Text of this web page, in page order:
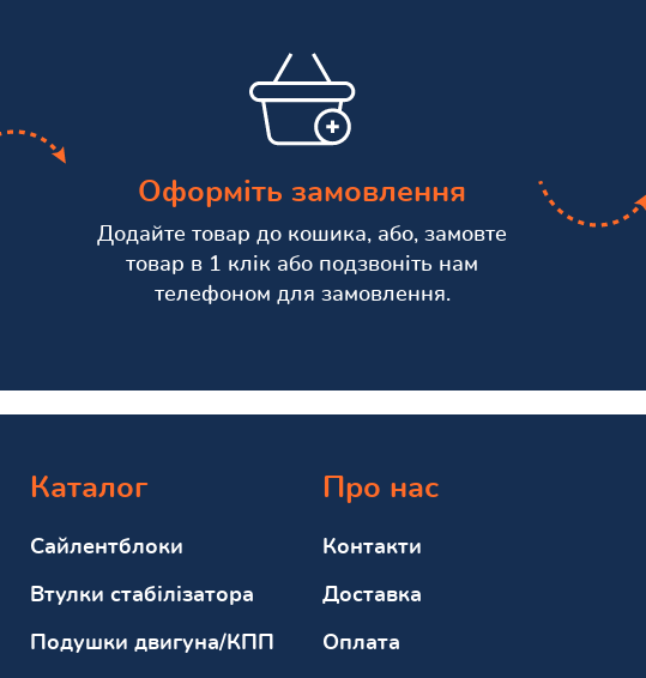
Оформіть замовлення
Додайте товар до кошика, або, замовте
товар в 1 клік або подзвоніть нам
телефоном для замовлення.
Каталог
Сайлентблоки
Втулки стабілізатора
Подушки двигуна/КПП
Про нас
Контакти
Доставка
Оплата